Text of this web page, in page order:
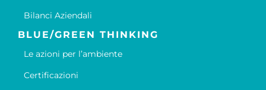
Bilanci Aziendali
BLUE/GREEN THINKING
Le azioni per l’ambiente
Certificazioni